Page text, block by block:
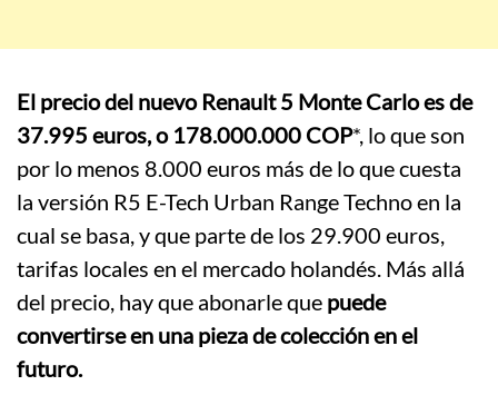
El precio del nuevo Renault 5 Monte Carlo es de
37.995 euros, o 178.000.000 COP*, lo que son
por lo menos 8.000 euros más de lo que cuesta
la versión R5 E-Tech Urban Range Techno en la
cual se basa, y que parte de los 29.900 euros,
tarifas locales en el mercado holandés. Más allá
del precio, hay que abonarle que puede
convertirse en una pieza de colección en el
futuro.